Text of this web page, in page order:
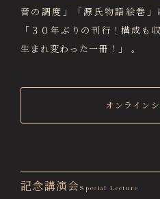
音の調度」「源氏物語絵巻」
「３０年ぶりの刊行！構成も
生まれ変わった一冊！」 。
オンライン
記念講演会 Special Lecture